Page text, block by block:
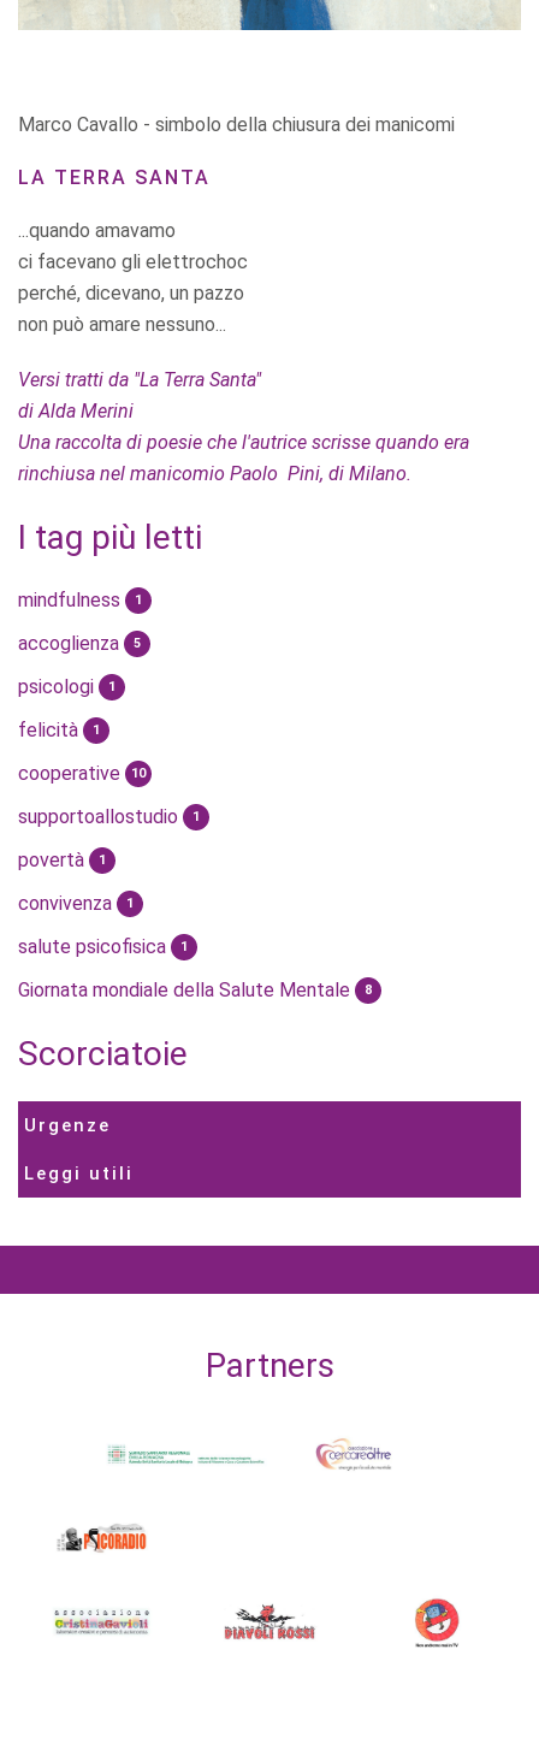
Marco Cavallo - simbolo della chiusura dei manicomi
LA TERRA SANTA
...quando amavamo
ci facevano gli elettrochoc
perché, dicevano, un pazzo
non può amare nessuno...
Versi tratti da "La Terra Santa"
di Alda Merini
Una raccolta di poesie che l'autrice scrisse quando era
rinchiusa nel manicomio Paolo Pini, di Milano.
I tag più letti
mindfulness 1
accoglienza 5
psicologi 1
felicità 1
cooperative 10
supportoallostudio 1
povertà 1
convivenza 1
salute psicofisica 1
Giornata mondiale della Salute Mentale 8
Scorciatoie
Urgenze
Leggi utili
Partners